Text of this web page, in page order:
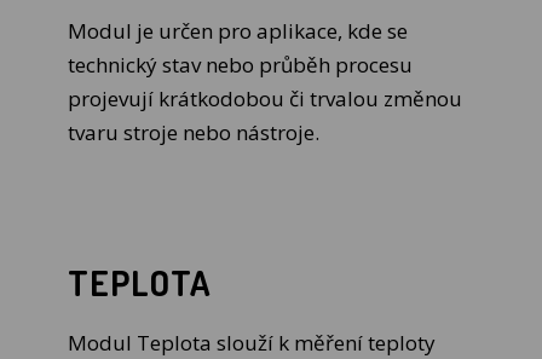
Modul je určen pro aplikace, kde se
technický stav nebo průběh procesu
projevují krátkodobou či trvalou změnou
tvaru stroje nebo nástroje.
TEPLOTA
Modul Teplota slouží k měření teploty